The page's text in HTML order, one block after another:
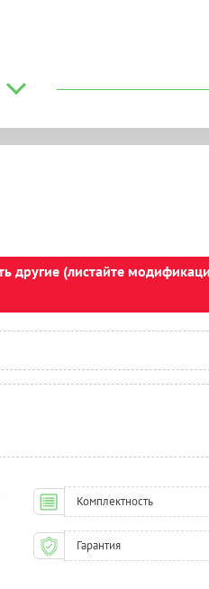
другие (листайте
Комплектность
Гарантия